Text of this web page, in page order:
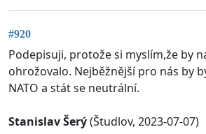
#920
Podepisuji, protože si myslím,že by
ohrožovalo. Nejběžnější pro nás by
NATO a stát se neutrální.
Stanislav Šerý(Študlov, 2023-07-07)